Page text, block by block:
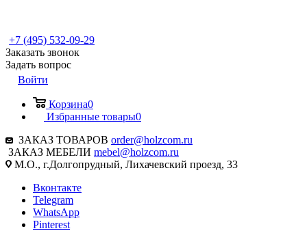
+7 (495) 532-09-29
Заказать звонок
Задать вопрос
Войти
Корзина0
Избранные товары0
ЗАКАЗ ТОВАРОВ order@holzcom.ru
ЗАКАЗ МЕБЕЛИ mebel@holzcom.ru
М.О., г.Долгопрудный, Лихачевский проезд, 33
Вконтакте
Telegram
WhatsApp
Pinterest